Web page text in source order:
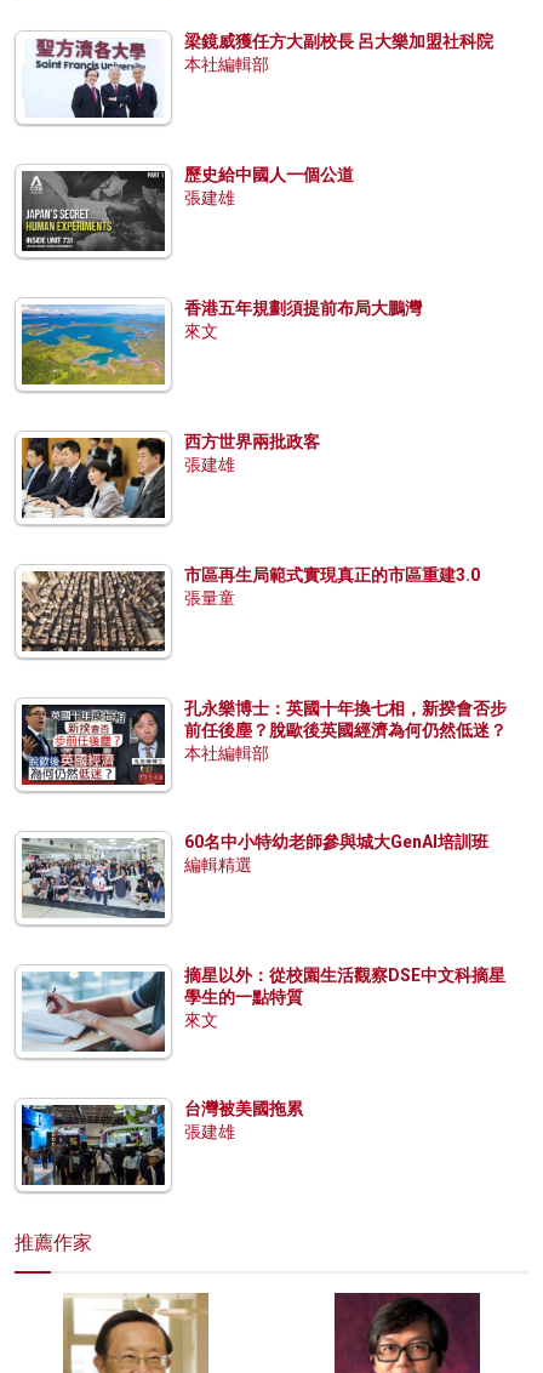
梁鏡威獲任方大副校長 呂大樂加盟社科院
本社編輯部
歷史給中國人一個公道
張建雄
香港五年規劃須提前布局大鵬灣
來文
西方世界兩批政客
張建雄
市區再生局範式實現真正的市區重建3.0
張量童
孔永樂博士：英國十年換七相，新揆會否步
前任後塵？脫歐後英國經濟為何仍然低迷？
本社編輯部
60名中小特幼老師參與城大GenAI培訓班
編輯精選
摘星以外：從校園生活觀察DSE中文科摘星
學生的一點特質
來文
台灣被美國拖累
張建雄
推薦作家